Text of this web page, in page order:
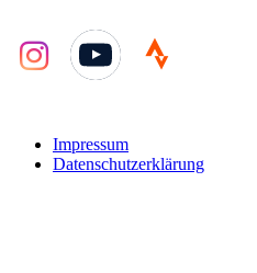
YouTube
Impressum
Datenschutzerklärung